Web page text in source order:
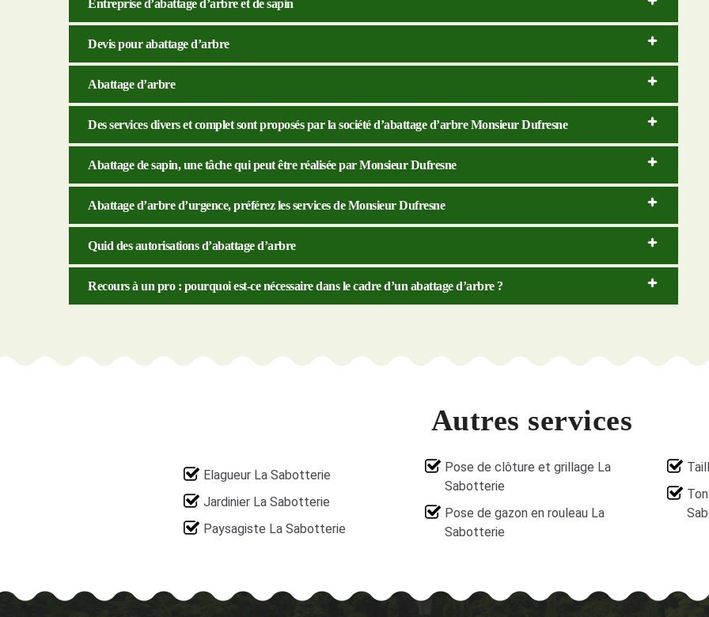
Entreprise d’abattage d’arbre et de sapin
Devis pour abattage d’arbre
Abattage d’arbre
Des services divers et complet sont proposés par la société d’abattage d’arbre Monsieur Dufresne
Abattage de sapin, une tâche qui peut être réalisée par Monsieur Dufresne
Abattage d’arbre d’urgence, préférez les services de Monsieur Dufresne
Quid des autorisations d’abattage d’arbre
Recours à un pro : pourquoi est-ce nécessaire dans le cadre d’un abattage d’arbre ?
Autres services
Elagueur La Sabotterie
Jardinier La Sabotterie
Paysagiste La Sabotterie
Pose de clôture et grillage La
Sabotterie
Pose de gazon en rouleau La
Sabotterie